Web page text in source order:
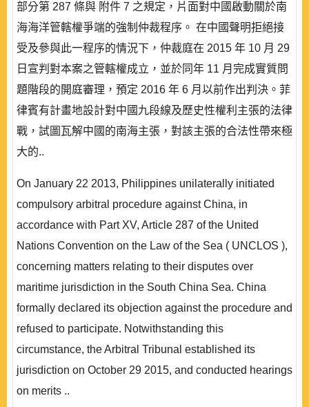
部分第 287 條與 附件 7 之規定，片面對中國啟動關於南
海海洋管轄權爭端的強制仲裁程序。 在中國聲明拒絕接
受及參與此一程序的情況下，仲裁庭在 2015 年 10 月 29
日宣判對本案之管轄權成立，並於同年 11 月完成實質問
題階段的開庭審理，預定 2016 年 6 月以前作出判決。菲
律賓有計畫地設計對中國九段線及歷史性權利主張的法律
戰，試圖瓦解中國的南海主張，對該主張的合法性帶來極
大的..
On January 22 2013, Philippines unilaterally initiated
compulsory arbitral procedure against China, in
accordance with Part XV, Article 287 of the United
Nations Convention on the Law of the Sea ( UNCLOS ),
concerning matters relating to their disputes over
maritime jurisdiction in the South China Sea. China
formally declared its objection against the procedure and
refused to participate. Notwithstanding this
circumstance, the Arbitral Tribunal established its
jurisdiction on October 29 2015, and conducted hearings
on merits ..